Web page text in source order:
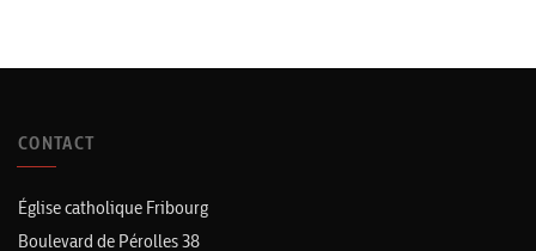
CONTACT
Église catholique Fribourg
Boulevard de Pérolles 38